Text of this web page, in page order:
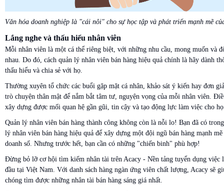
Văn hóa doanh nghiệp là "cái nôi" cho sự học tập và phát triển mạnh mẽ
Lắng nghe và thấu hiểu nhân viên
Mỗi nhân viên là một cá thể riêng biệt, với những nhu cầu, mong muốn và
nhau. Do đó, cách quản lý nhân viên bán hàng hiệu quả chính là hãy dành
thấu hiểu và chia sẻ với họ.
Thường xuyên tổ chức các buổi gặp mặt cá nhân, khảo sát ý kiến hay đơn
trò chuyện thân mật để nắm bắt tâm tư, nguyện vọng của mỗi nhân viên.
xây dựng được mối quan hệ gần gũi, tin cậy và tạo động lực làm việc cho
Quản lý nhân viên bán hàng thành công không còn là nỗi lo! Bạn đã có
lý nhân viên bán hàng hiệu quả để xây dựng một đội ngũ bán hàng mạnh
doanh số. Nhưng trước hết, bạn cần có những "chiến binh" phù hợp!
Đừng bỏ lỡ cơ hội tìm kiếm nhân tài trên Acacy - Nền tảng tuyển dụng việc
đầu tại Việt Nam. Với danh sách hàng ngàn ứng viên chất lượng, Acacy sẽ
chóng tìm được những nhân tài bán hàng sáng giá nhất.